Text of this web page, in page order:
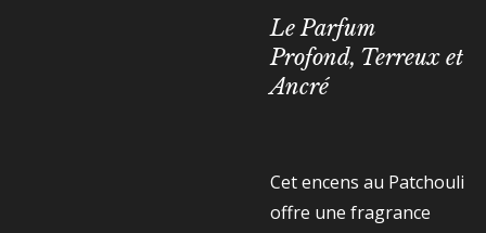
Le Parfum
Profond, Terreux et
Ancré
Cet encens au Patchouli
offre une fragrance